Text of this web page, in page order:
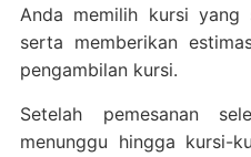
Anda memilih kursi yang
serta memberikan
pengambilan kursi.
Setelah pemesanan
menunggu hingga kursi-